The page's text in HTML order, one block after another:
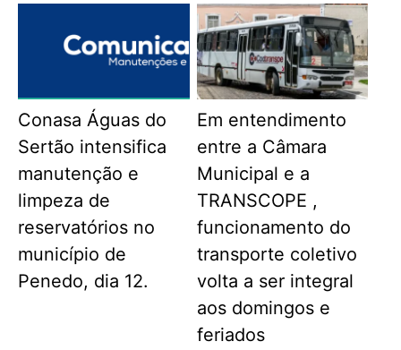
Conasa Águas do
Sertão intensifica
manutenção e
limpeza de
reservatórios no
município de
Penedo, dia 12.
Em entendimento
entre a Câmara
Municipal e a
TRANSCOPE ,
funcionamento do
transporte coletivo
volta a ser integral
aos domingos e
feriados